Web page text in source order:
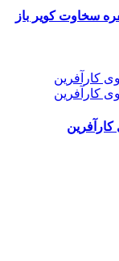
سخاوت کویر باز